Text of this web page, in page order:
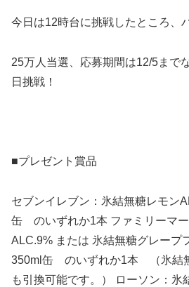
今日は12時台に挑戦したところ、
25万人当選、応募期間は12/5まで
日挑戦！
■プレゼント賞品
セブンイレブン：氷結無糖レモン
缶 のいずれか1本 ファミリーマ
ALC.9% または 氷結無糖グレー
350ml缶 のいずれか1本 （氷結
も引換可能です。） ローソン：氷